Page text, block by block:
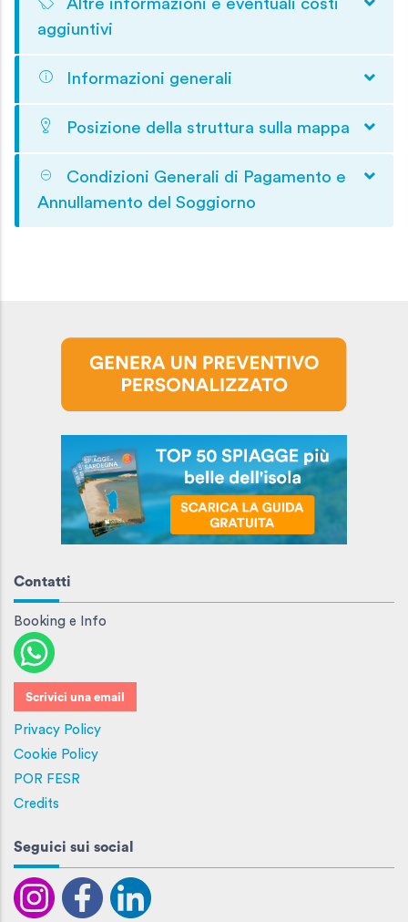
Altre informazioni e eventuali costi
aggiuntivi
Informazioni generali
Posizione della struttura sulla mappa
Condizioni Generali di Pagamento e
Annullamento del Soggiorno
Contatti
Booking e Info
Scrivici una email
Privacy Policy
Cookie Policy
POR FESR
Credits
Seguici sui social